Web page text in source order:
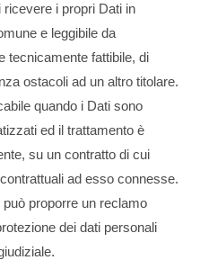
ricevere i propri Dati in
e leggibile da
tecnicamente fattibile, di
ostacoli ad un altro titolare.
quando i Dati sono
ed il trattamento è
su un contratto di cui
ad esso connesse.
può proporre un reclamo
dei dati personali